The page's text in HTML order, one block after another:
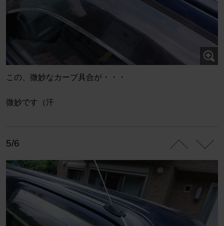
この、微妙なカーブ具合が・・・
微妙です（汗
5/6